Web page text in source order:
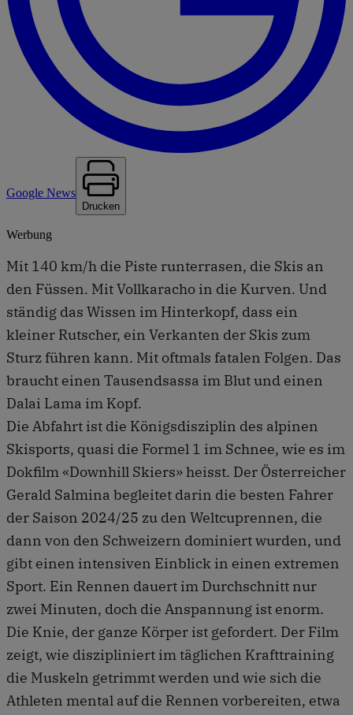
Google News
Drucken
Werbung
Mit 140 km/h die Piste runterrasen, die Skis an
den Füssen. Mit Vollkaracho in die Kurven. Und
ständig das Wissen im Hinterkopf, dass ein
kleiner Rutscher, ein Verkanten der Skis zum
Sturz führen kann. Mit oftmals fatalen Folgen. Das
braucht einen Tausendsassa im Blut und einen
Dalai Lama im Kopf.
Die Abfahrt ist die Königsdisziplin des alpinen
Skisports, quasi die Formel 1 im Schnee, wie es im
Dokfilm «Downhill Skiers» heisst. Der Österreicher
Gerald Salmina begleitet darin die besten Fahrer
der Saison 2024/25 zu den Weltcuprennen, die
dann von den Schweizern dominiert wurden, und
gibt einen intensiven Einblick in einen extremen
Sport. Ein Rennen dauert im Durchschnitt nur
zwei Minuten, doch die Anspannung ist enorm.
Die Knie, der ganze Körper ist gefordert. Der Film
zeigt, wie diszipliniert im täglichen Krafttraining
die Muskeln getrimmt werden und wie sich die
Athleten mental auf die Rennen vorbereiten, etwa